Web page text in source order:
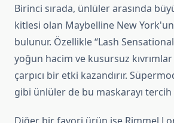
Birinci sırada, ünlüler arasında
kitlesi olan Maybelline New
bulunur. Özellikle “Lash
yoğun hacim ve kusursuz
çarpıcı bir etki kazandırır.
gibi ünlüler de bu maskarayı tercih